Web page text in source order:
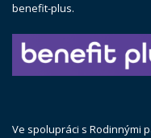
benefit-plus.
Ve spolupráci s Rodinnými